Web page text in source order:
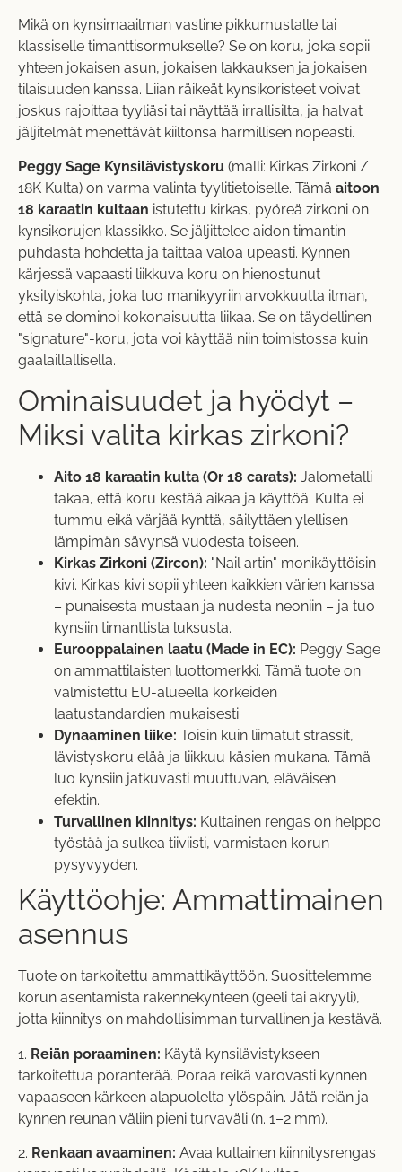
Mikä on kynsimaailman vastine pikkumustalle tai
klassiselle timanttisormukselle? Se on koru, joka sopii
yhteen jokaisen asun, jokaisen lakkauksen ja jokaisen
tilaisuuden kanssa. Liian räikeät kynsikoristeet voivat
joskus rajoittaa tyyliäsi tai näyttää irrallisilta, ja halvat
jäljitelmät menettävät kiiltonsa harmillisen nopeasti.
Peggy Sage Kynsilävistyskoru (malli: Kirkas Zirkoni /
18K Kulta) on varma valinta tyylitietoiselle. Tämä aitoon
18 karaatin kultaan istutettu kirkas, pyöreä zirkoni on
kynsikorujen klassikko. Se jäljittelee aidon timantin
puhdasta hohdetta ja taittaa valoa upeasti. Kynnen
kärjessä vapaasti liikkuva koru on hienostunut
yksityiskohta, joka tuo manikyyriin arvokkuutta ilman,
että se dominoi kokonaisuutta liikaa. Se on täydellinen
"signature"-koru, jota voi käyttää niin toimistossa kuin
gaalaillallisella.
Ominaisuudet ja hyödyt –
Miksi valita kirkas zirkoni?
Aito 18 karaatin kulta (Or 18 carats): Jalometalli
takaa, että koru kestää aikaa ja käyttöä. Kulta ei
tummu eikä värjää kynttä, säilyttäen ylellisen
lämpimän sävynsä vuodesta toiseen.
Kirkas Zirkoni (Zircon): "Nail artin" monikäyttöisin
kivi. Kirkas kivi sopii yhteen kaikkien värien kanssa
– punaisesta mustaan ja nudesta neoniin – ja tuo
kynsiin timanttista luksusta.
Eurooppalainen laatu (Made in EC): Peggy Sage
on ammattilaisten luottomerkki. Tämä tuote on
valmistettu EU-alueella korkeiden
laatustandardien mukaisesti.
Dynaaminen liike: Toisin kuin liimatut strassit,
lävistyskoru elää ja liikkuu käsien mukana. Tämä
luo kynsiin jatkuvasti muuttuvan, eläväisen
efektin.
Turvallinen kiinnitys: Kultainen rengas on helppo
työstää ja sulkea tiiviisti, varmistaen korun
pysyvyyden.
Käyttöohje: Ammattimainen
asennus
Tuote on tarkoitettu ammattikäyttöön. Suosittelemme
korun asentamista rakennekynteen (geeli tai akryyli),
jotta kiinnitys on mahdollisimman turvallinen ja kestävä.
1. Reiän poraaminen: Käytä kynsilävistykseen
tarkoitettua poranterää. Poraa reikä varovasti kynnen
vapaaseen kärkeen alapuolelta ylöspäin. Jätä reiän ja
kynnen reunan väliin pieni turvaväli (n. 1–2 mm).
2. Renkaan avaaminen: Avaa kultainen kiinnitysrengas